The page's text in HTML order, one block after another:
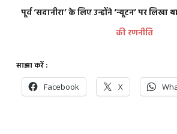
पूर्व ‘सदानीरा’ के लिए उन्होंने ‘न्यूटन’ पर लिखा
की रणनीति
साझा करें :
Facebook X